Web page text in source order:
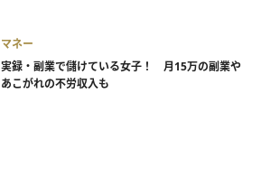
マネー
実録・副業で儲けている女子！ 月15万の副業や
あこがれの不労収入も